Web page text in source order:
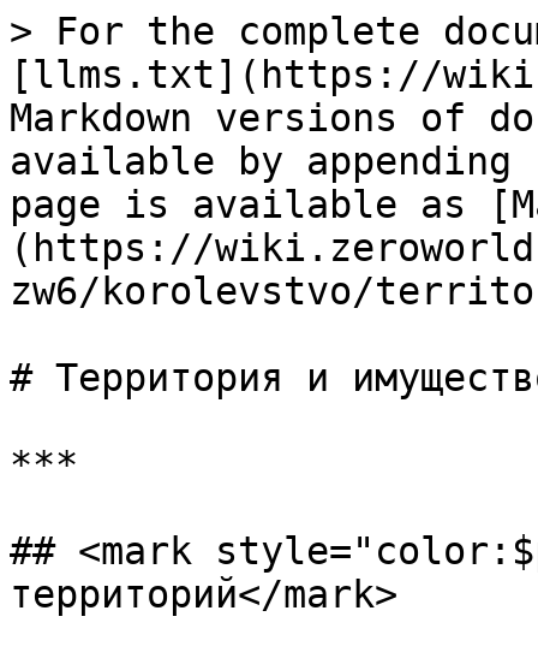
> For the complete
[llms.txt](https://
Markdown versions of
available by
page is available as
(https://
zw6/korolevstvo/
# Территория и
***
## <mark
территорий</mark>